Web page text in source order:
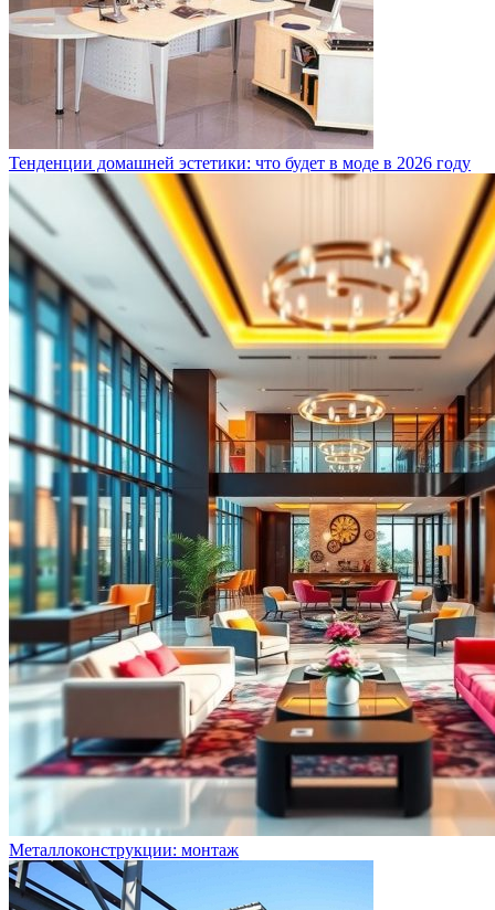
Тенденции домашней эстетики: что будет в моде в 2026 году
Металлоконструкции: монтаж